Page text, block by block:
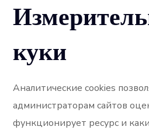
куки
Аналитические cookies
администраторам сайтов
функционирует ресурс и